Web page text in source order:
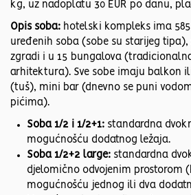
kg, uz nadoplatu 30 EUR po danu,
Opis soba: hotelski kompleks ima
uređenih soba (sobe su starijeg tipa),
zgradi i u 15 bungalova
arhitektura). Sve sobe imaju balkon
(tuš), mini bar (dnevno se puni
pićima).
Soba 1/2 i 1/2+1: standardna
mogućnošću dodatnog ležaja.
Soba 1/2+2 large: standardna
djelomično odvojenim prostorom
mogućnošću jednog ili dva